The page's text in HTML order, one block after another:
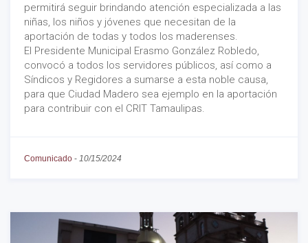
permitirá seguir brindando atención especializada a las
niñas, los niños y jóvenes que necesitan de la
aportación de todas y todos los maderenses.
El Presidente Municipal Erasmo González Robledo,
convocó a todos los servidores públicos, así como a
Síndicos y Regidores a sumarse a esta noble causa,
para que Ciudad Madero sea ejemplo en la aportación
para contribuir con el CRIT Tamaulipas.
Comunicado - 10/15/2024